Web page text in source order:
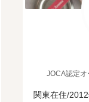
JOCA認定
関東在住/